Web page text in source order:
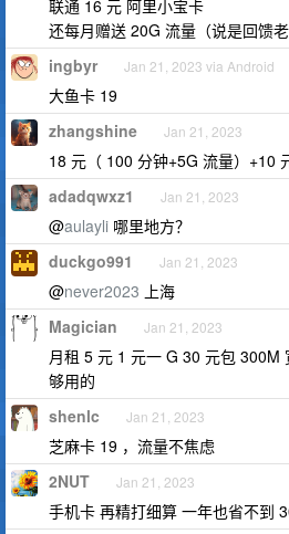
联通 16 元 阿里小宝卡
还每月赠送 20G 流量（说是回馈
ingbyr Jan 21, 2023 via Android
大鱼卡 19
zhangshine Jan 21, 2023
18 元（ 100 分钟+5G 流量）+10
adadqwxz1 Jan 21, 2023
@aulayli 哪里地方？
duckgo991 Jan 21, 2023
@never2023 上海
Magician Jan 21, 2023
月租 5 元 1 元一 G 30 元包 300M
够用的
shenlc Jan 21, 2023
芝麻卡 19 ，流量不焦虑
2NUT Jan 21, 2023
手机卡 再精打细算 一年也省不到